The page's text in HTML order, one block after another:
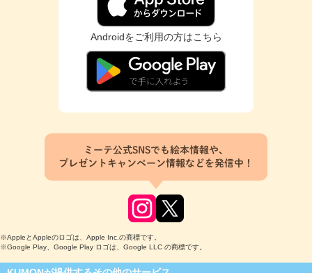
Androidをご利用の方はこちら
ミーテ公式SNSでも絵本情報や、
プレゼントキャンペーン情報などを発信中！
※AppleとAppleのロゴは、Apple Inc.の商標です。
※Google Play、Google Play ロゴは、Google LLC の商標です。